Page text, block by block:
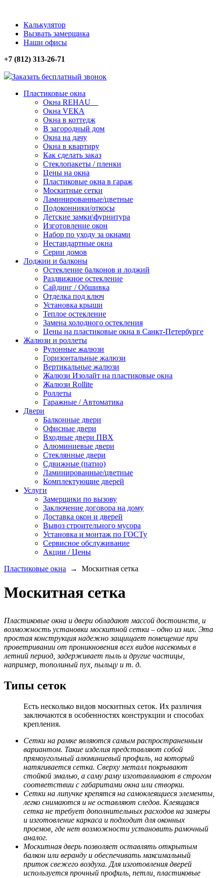
Калькулятор
Вызвать замерщика
Наши офисы
+7 (812) 313-26-71
Заказать бесплатный звонок
Пластиковые окна
Окна REHAU
Окна VЕКА
Окна в коттедж
В загородный дом
Окна на дачу
Окна в квартиру
Как сделать заказ
Стеклопакеты / пленки
Цены на окна
Пластиковые окна в гараж
Москитные сетки
Ламинированные/цветные
Подоконники/откосы
Детские замки\фурнитура
Изготовление окон
Набор по уходу за окнами
Нестандартные окна
Серии домов
Лоджии и балконы
Остекление балконов и лоджий
Раздвижное остекление
Сайдинг / Обшивка
Отделка под ключ
Установка крыши
Теплое остекление
Замена холодного остекления
Цены на пластиковые окна в Санкт-Петербурге
Жалюзи и роллеты
Рулонные жалюзи
Горизонтальные жалюзи
Вертикальные жалюзи
Жалюзи Изолайт на пластиковые окна
Жалюзи Rollite
Роллеты
Гаражные / Автоматика
Двери
Балконные двери
Офисные двери
Входные двери ПВХ
Алюминиевые двери
Стеклянные двери
Сдвижные (патио)
Ламинированные/цветные
Комплектующие дверей
Услуги
Замерщики по вызову
Заключение договора на дому
Доставка окон и дверей
Вывоз строительного мусора
Установка и монтаж по ГОСТу
Сервисное обслуживание
Акции / Цены
Пластиковые окна → Москитная сетка
Москитная сетка
Пластиковые окна и двери обладают массой достоинств, и
возможность установки москитной сетки – одно из них. Эта
простая конструкция надежно защищает помещение при
проветривании от проникновения всех видов насекомых в
летний период, задерживает пыль и другие частицы,
например, тополиный пух, пыльцу и т. д.
Типы сеток
Есть несколько видов москитных сеток. Их различия
заключаются в особенностях конструкции и способах
крепления.
Сетки на рамке являются самым распространенным
вариантом. Такие изделия представляют собой
прямоугольный алюминиевый профиль, на который
натягивается сетка. Сверху металл покрывают
стойкой эмалью, а саму раму изготавливают в строгом
соответствии с габаритами окна или створки.
Сетки на липучке крепятся на самоклеящиеся элементы,
легко снимаются и не оставляют следов. Клеящаяся
сетка не требует дополнительных расходов на замеры
и изготовление каркаса и подходит для оконных
проемов, где нет возможности установить рамочный
аналог.
Москитная дверь позволяет оставлять открытым
балкон или веранду и обеспечивать максимальный
приток свежего воздуха. Для изготовления дверей
используется прочный профиль, петли, пластиковые